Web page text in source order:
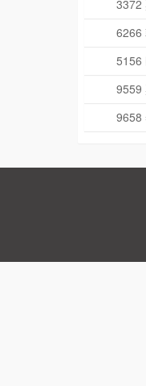
3372
6266
5156
9559
9658